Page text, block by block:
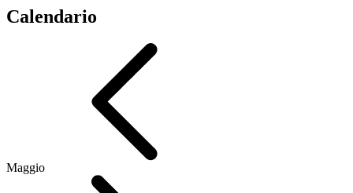
Calendario
Maggio